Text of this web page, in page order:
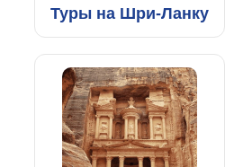
Туры на Шри-Ланку